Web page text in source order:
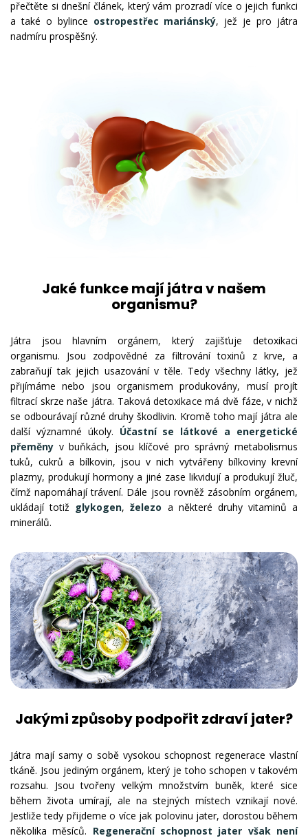
přečtěte si dnešní článek, který vám prozradí více o jejich funkci
a také o bylince ostropestřec mariánský, jež je pro játra
nadmíru prospěšný.
Jaké funkce mají játra v našem
organismu?
Játra jsou hlavním orgánem, který zajišťuje detoxikaci
organismu. Jsou zodpovědné za filtrování toxinů z krve, a
zabraňují tak jejich usazování v těle. Tedy všechny látky, jež
přijímáme nebo jsou organismem produkovány, musí projít
filtrací skrze naše játra. Taková detoxikace má dvě fáze, v nichž
se odbourávají různé druhy škodlivin. Kromě toho mají játra ale
další významné úkoly. Účastní se látkové a energetické
přeměny v buňkách, jsou klíčové pro správný metabolismus
tuků, cukrů a bílkovin, jsou v nich vytvářeny bílkoviny krevní
plazmy, produkují hormony a jiné zase likvidují a produkují žluč,
čímž napomáhají trávení. Dále jsou rovněž zásobním orgánem,
ukládají totiž glykogen,železo a některé druhy vitaminů a
minerálů.
Jakými způsoby podpořit zdraví jater?
Játra mají samy o sobě vysokou schopnost regenerace vlastní
tkáně. Jsou jediným orgánem, který je toho schopen v takovém
rozsahu. Jsou tvořeny velkým množstvím buněk, které sice
během života umírají, ale na stejných místech vznikají nové.
Jestliže tedy přijdeme o více jak polovinu jater, dorostou během
několika měsíců. Regenerační schopnost jater však není